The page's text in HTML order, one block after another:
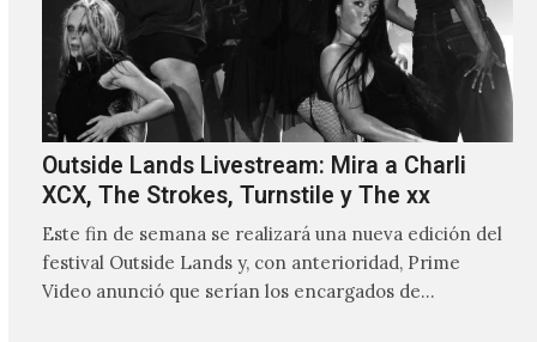
Outside Lands Livestream: Mira a Charli
XCX, The Strokes, Turnstile y The xx
Este fin de semana se realizará una nueva edición del
festival Outside Lands y, con anterioridad, Prime
Video anunció que serían los encargados de